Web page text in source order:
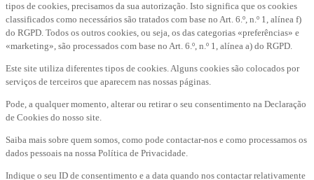
tipos de cookies, precisamos da sua autorização. Isto significa que os cookies
classificados como necessários são tratados com base no Art. 6.º, n.º 1, alínea f)
do RGPD. Todos os outros cookies, ou seja, os das categorias «preferências» e
«marketing», são processados com base no Art. 6.º, n.º 1, alínea a) do RGPD.
Este site utiliza diferentes tipos de cookies. Alguns cookies são colocados por
serviços de terceiros que aparecem nas nossas páginas.
Pode, a qualquer momento, alterar ou retirar o seu consentimento na Declaração
de Cookies do nosso site.
Saiba mais sobre quem somos, como pode contactar-nos e como processamos os
dados pessoais na nossa Política de Privacidade.
Indique o seu ID de consentimento e a data quando nos contactar relativamente